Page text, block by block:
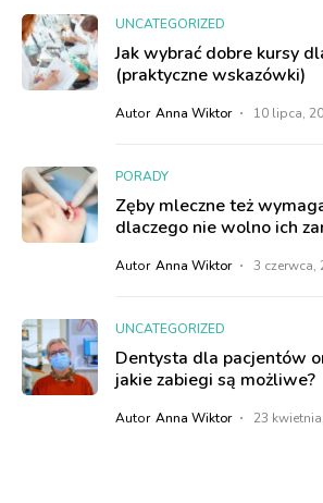
UNCATEGORIZED
Jak wybrać dobre kursy
(praktyczne wskazówki)
Autor Anna Wiktor 10 lipca,
PORADY
Zęby mleczne też
dlaczego nie wolno ich
Autor Anna Wiktor 3 czerwca,
UNCATEGORIZED
Dentysta dla pacjentów
jakie zabiegi są możliwe?
Autor Anna Wiktor 23